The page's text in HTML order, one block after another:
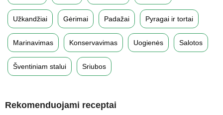
Užkandžiai Gėrimai Padažai Pyragai ir tortai
Marinavimas Konservavimas Uogienės Salotos
Šventiniam stalui Sriubos
Rekomenduojami receptai